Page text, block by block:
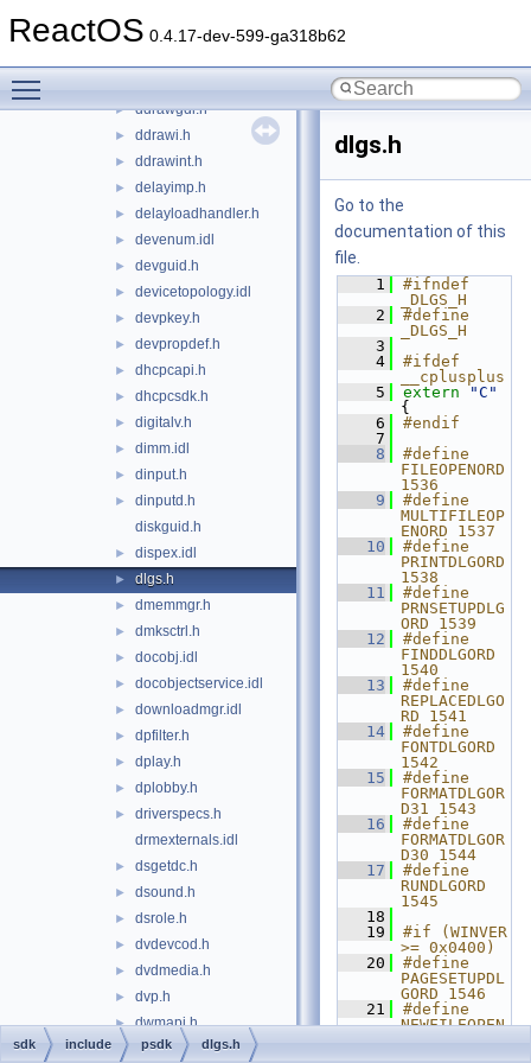
ReactOS 0.4.17-dev-599-ga318b62
► ddkernel.h
► ddrawgdi.h
► ddrawi.h
► ddrawint.h
► delayimp.h
► delayloadhandler.h
► devenum.idl
► devguid.h
► devicetopology.idl
► devpkey.h
► devpropdef.h
► dhcpcapi.h
► dhcpcsdk.h
► digitalv.h
► dimm.idl
► dinput.h
►
dinputd.h
diskguid.h
► dispex.idl
► dlgs.h
► dmemmgr.h
► dmksctrl.h
► docobj.idl
► docobjectservice.idl
► downloadmgr.idl
► dpfilter.h
► dplay.h
► dplobby.h
►
driverspecs.h
drmexternals.idl
► dsgetdc.h
► dsound.h
► dsrole.h
► dvdevcod.h
► dvdmedia.h
► dvp.h
► dwmapi.h
► dxgiformat.idl
dlgs.h
Go to the
documentation of this
file.
    1
#ifndef
_DLGS_H
    2
#define
_DLGS_H
    3
    4
#ifdef
__cplusplus
    5
extern
"C"
{
    6
#endif
    7
    8
#define
FILEOPENORD
1536
    9
#define
MULTIFILEOP
ENORD 1537
   10
#define
PRINTDLGORD
1538
   11
#define
PRNSETUPDLG
ORD 1539
   12
#define
FINDDLGORD
1540
   13
#define
REPLACEDLGO
RD 1541
   14
#define
FONTDLGORD
1542
   15
#define
FORMATDLGOR
D31 1543
   16
#define
FORMATDLGOR
D30 1544
   17
#define
RUNDLGORD
1545
   18
   19
#if (WINVER
>= 0x0400)
   20
#define
PAGESETUPDL
GORD 1546
   21
#define
NEWFILEOPEN
sdk include psdk dlgs.h